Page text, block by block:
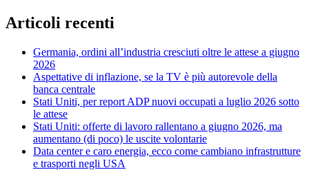
Articoli recenti
Germania, ordini all’industria cresciuti oltre le attese a giugno
2026
Aspettative di inflazione, se la TV è più autorevole della
banca centrale
Stati Uniti, per report ADP nuovi occupati a luglio 2026 sotto
le attese
Stati Uniti: offerte di lavoro rallentano a giugno 2026, ma
aumentano (di poco) le uscite volontarie
Data center e caro energia, ecco come cambiano infrastrutture
e trasporti negli USA